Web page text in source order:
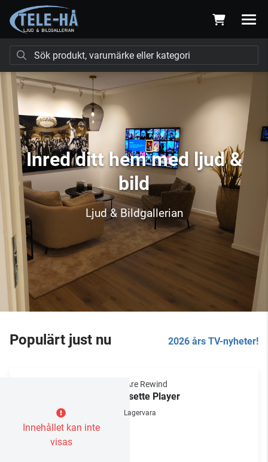
Inred ditt hem med ljud &
bild
Ljud & Bildgallerian
Populärt just nu 2026 års TV-nyheter!
Innehållet kan inte
visas
We Are Rewind
Cassette Player
Lagervara